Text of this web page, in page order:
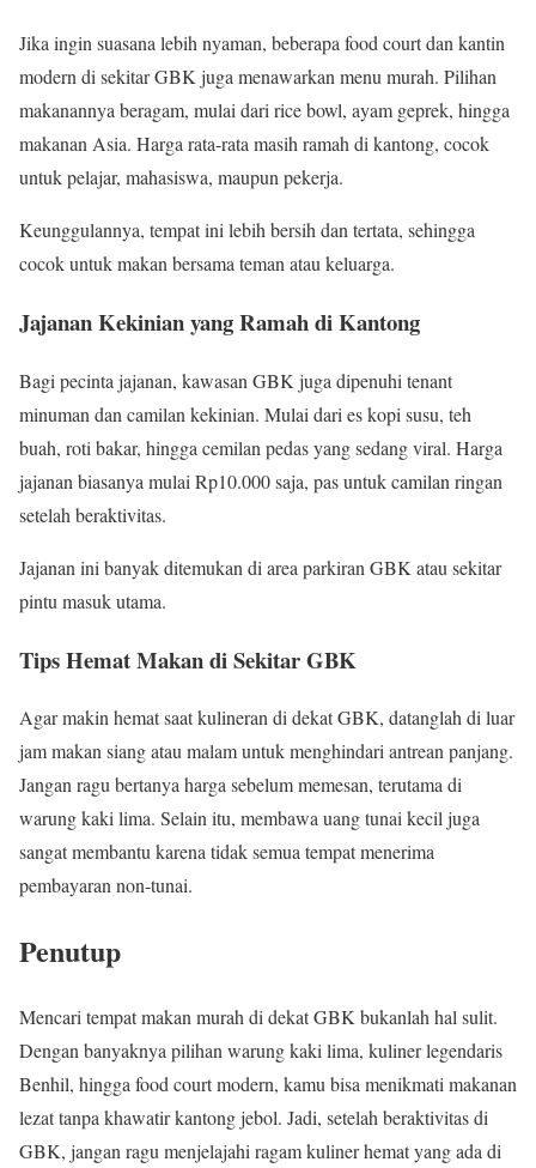
Jika ingin suasana lebih nyaman, beberapa food court dan kantin
modern di sekitar GBK juga menawarkan menu murah. Pilihan
makanannya beragam, mulai dari rice bowl, ayam geprek, hingga
makanan Asia. Harga rata-rata masih ramah di kantong, cocok
untuk pelajar, mahasiswa, maupun pekerja.
Keunggulannya, tempat ini lebih bersih dan tertata, sehingga
cocok untuk makan bersama teman atau keluarga.
Jajanan Kekinian yang Ramah di Kantong
Bagi pecinta jajanan, kawasan GBK juga dipenuhi tenant
minuman dan camilan kekinian. Mulai dari es kopi susu, teh
buah, roti bakar, hingga cemilan pedas yang sedang viral. Harga
jajanan biasanya mulai Rp10.000 saja, pas untuk camilan ringan
setelah beraktivitas.
Jajanan ini banyak ditemukan di area parkiran GBK atau sekitar
pintu masuk utama.
Tips Hemat Makan di Sekitar GBK
Agar makin hemat saat kulineran di dekat GBK, datanglah di luar
jam makan siang atau malam untuk menghindari antrean panjang.
Jangan ragu bertanya harga sebelum memesan, terutama di
warung kaki lima. Selain itu, membawa uang tunai kecil juga
sangat membantu karena tidak semua tempat menerima
pembayaran non-tunai.
Penutup
Mencari tempat makan murah di dekat GBK bukanlah hal sulit.
Dengan banyaknya pilihan warung kaki lima, kuliner legendaris
Benhil, hingga food court modern, kamu bisa menikmati makanan
lezat tanpa khawatir kantong jebol. Jadi, setelah beraktivitas di
GBK, jangan ragu menjelajahi ragam kuliner hemat yang ada di